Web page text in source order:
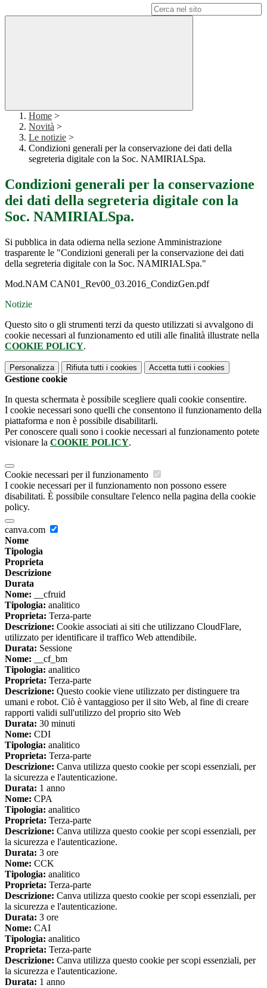
Home >
Novità >
Le notizie >
Condizioni generali per la conservazione dei dati della
segreteria digitale con la Soc. NAMIRIALSpa.
Condizioni generali per la conservazione
dei dati della segreteria digitale con la
Soc. NAMIRIALSpa.
Si pubblica in data odierna nella sezione Amministrazione
trasparente le "Condizioni generali per la conservazione dei dati
della segreteria digitale con la Soc. NAMIRIALSpa."
Mod.NAM CAN01_Rev00_03.2016_CondizGen.pdf
Notizie
Questo sito o gli strumenti terzi da questo utilizzati si avvalgono di
cookie necessari al funzionamento ed utili alle finalità illustrate nella
COOKIE POLICY.
Personalizza Rifiuta tutti i cookies Accetta tutti i cookies
Gestione cookie
In questa schermata è possibile scegliere quali cookie consentire.
I cookie necessari sono quelli che consentono il funzionamento della
piattaforma e non è possibile disabilitarli.
Per conoscere quali sono i cookie necessari al funzionamento potete
visionare la COOKIE POLICY.
Cookie necessari per il funzionamento
I cookie necessari per il funzionamento non possono essere
disabilitati. È possibile consultare l'elenco nella pagina della cookie
policy.
canva.com
Nome
Tipologia
Proprieta
Descrizione
Durata
Nome: __cfruid
Tipologia: analitico
Proprieta: Terza-parte
Descrizione: Cookie associati ai siti che utilizzano CloudFlare,
utilizzato per identificare il traffico Web attendibile.
Durata: Sessione
Nome: __cf_bm
Tipologia: analitico
Proprieta: Terza-parte
Descrizione: Questo cookie viene utilizzato per distinguere tra
umani e robot. Ciò è vantaggioso per il sito Web, al fine di creare
rapporti validi sull'utilizzo del proprio sito Web
Durata: 30 minuti
Nome: CDI
Tipologia: analitico
Proprieta: Terza-parte
Descrizione: Canva utilizza questo cookie per scopi essenziali, per
la sicurezza e l'autenticazione.
Durata: 1 anno
Nome: CPA
Tipologia: analitico
Proprieta: Terza-parte
Descrizione: Canva utilizza questo cookie per scopi essenziali, per
la sicurezza e l'autenticazione.
Durata: 3 ore
Nome: CCK
Tipologia: analitico
Proprieta: Terza-parte
Descrizione: Canva utilizza questo cookie per scopi essenziali, per
la sicurezza e l'autenticazione.
Durata: 3 ore
Nome: CAI
Tipologia: analitico
Proprieta: Terza-parte
Descrizione: Canva utilizza questo cookie per scopi essenziali, per
la sicurezza e l'autenticazione.
Durata: 1 anno